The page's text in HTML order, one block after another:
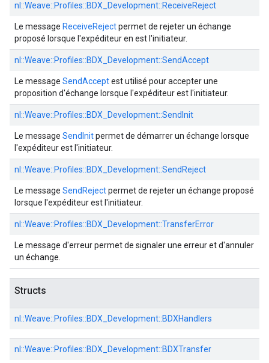
nl::Weave::Profiles::BDX_Development::ReceiveReject
Le message ReceiveRejectpermet de rejeter un échange
proposé lorsque l'expéditeur en est l'initiateur.
nl::Weave::Profiles::BDX_Development::SendAccept
Le message SendAcceptest utilisé pour accepter une
proposition d'échange lorsque l'expéditeur est l'initiateur.
nl::Weave::Profiles::BDX_Development::SendInit
Le message SendInitpermet de démarrer un échange lorsque
l'expéditeur est l'initiateur.
nl::Weave::Profiles::BDX_Development::SendReject
Le message SendRejectpermet de rejeter un échange proposé
lorsque l'expéditeur est l'initiateur.
nl::Weave::Profiles::BDX_Development::TransferError
Le message d'erreur permet de signaler une erreur et d'annuler
un échange.
Structs
nl::Weave::Profiles::BDX_Development::BDXHandlers
nl::Weave::Profiles::BDX_Development::BDXTransfer